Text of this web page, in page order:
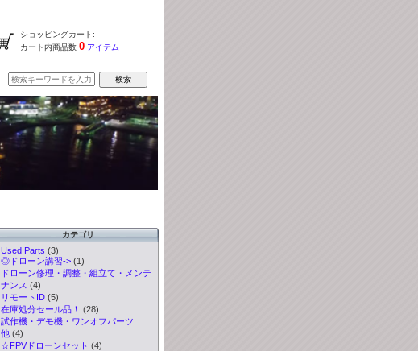
ショッピングカート:
カート内商品数 0アイテム
カテゴリ
Used Parts (3)
◎ドローン講習->(1)
ドローン修理・調整・組立て・メンテ
ナンス (4)
リモートID(5)
在庫処分セール品！
(28)
試作機・デモ機・ワンオフパーツ
他(4)
☆FPVドローンセット (4)